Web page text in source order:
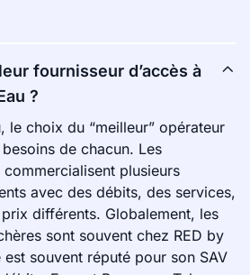
fournisseur d’accès à
?
le choix du “meilleur” opérateur
de chacun. Les
commercialisent plusieurs
avec des débits, des services,
différents. Globalement, les
sont souvent chez RED by
est souvent réputé pour son SAV